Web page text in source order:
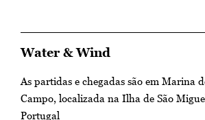
Water & Wind
As partidas e chegadas são em Marina
Campo, localizada na Ilha de São
Portugal